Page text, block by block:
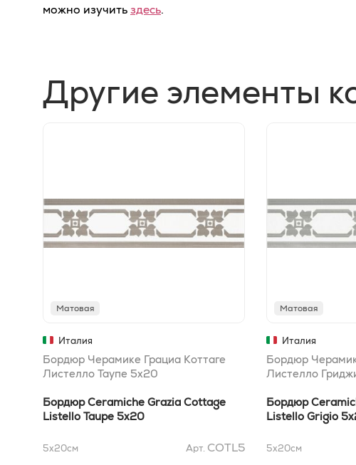
можно изучитьздесь.
Другие элементы
Матовая
Италия
Бордюр Черамике Грациа Коттаге
Листелло Таупе 5x20
Бордюр Ceramiche Grazia Cottage
Listello Taupe 5x20
5x20см Арт. COTL5
Матовая
Италия
Бордюр
Листелло
Бордюр
Listello Grigio
5x20см